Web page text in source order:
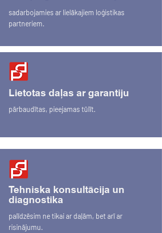
sadarbojamies ar lielākajiem loģistikas
partneriem.
Lietotas daļas ar garantiju
pārbaudītas, pieejamas tūlīt.
Tehniska konsultācija un
diagnostika
palīdzēsim ne tikai ar daļām, bet arī ar
risinājumu.